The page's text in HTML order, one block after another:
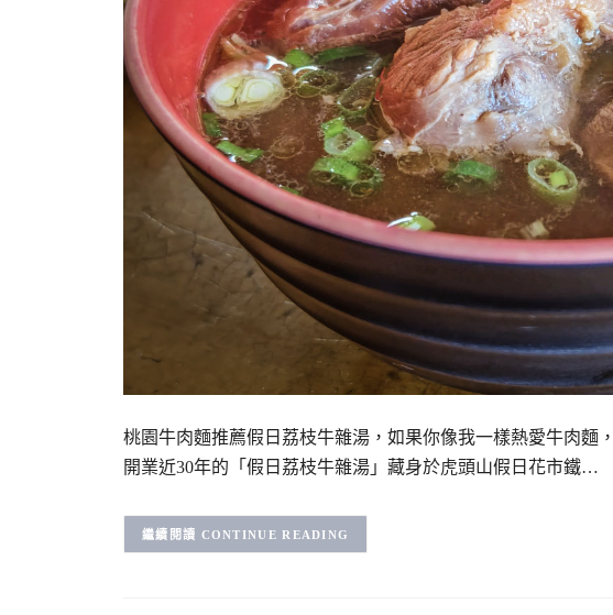
桃園牛肉麵推薦假日荔枝牛雜湯，如果你像我一樣熱愛牛肉麵
開業近30年的「假日荔枝牛雜湯」藏身於虎頭山假日花市鐵…
CONTINUE READING